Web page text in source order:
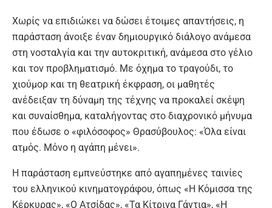
Χωρίς να επιδιώκει να δώσει έτοιμες απαντήσεις, η
παράσταση άνοιξε έναν δημιουργικό διάλογο ανάμεσα
στη νοσταλγία και την αυτοκριτική, ανάμεσα στο γέλιο
και τον προβληματισμό. Με όχημα το τραγούδι, το
χιούμορ και τη θεατρική έκφραση, οι μαθητές
ανέδειξαν τη δύναμη της τέχνης να προκαλεί σκέψη
και συναίσθημα, καταλήγοντας στο διαχρονικό μήνυμα
που έδωσε ο «φιλόσοφος» Θρασύβουλος: «Όλα είναι
ατμός. Μόνο η αγάπη μένει».
Η παράσταση εμπνεύστηκε από αγαπημένες ταινίες
του ελληνικού κινηματογράφου, όπως «Η Κόμισσα της
Κέρκυρας», «Ο Ατσίδας», «Τα Κίτρινα Γάντια», «Η